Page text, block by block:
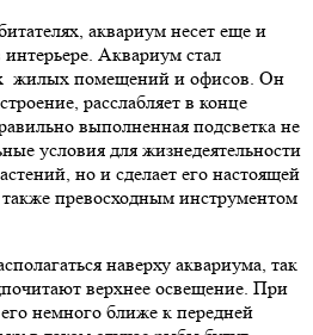
аквариум несет еще и
Аквариум стал
жилых помещений и офисов. Он
расслабляет в конце
выполненная подсветка не
условия для жизнедеятельности
но и сделает его настоящей
превосходным инструментом
наверху аквариума, так
верхнее освещение. При
немного ближе к передней